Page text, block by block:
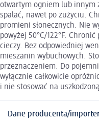
otwartym ogniem lub innym
spalać, nawet po zużyciu.
promieni słonecznych. Nie
powyżej 50°C/122°F.
cieczy. Bez odpowiedniej
mieszanin wybuchowych.
przeznaczeniem. Do
wyłącznie całkowicie
i nie stosować na
Dane producenta/